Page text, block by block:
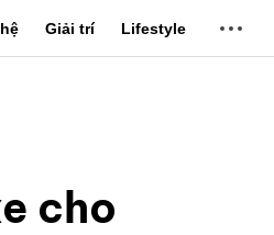
Giải trí Lifestyle
cho